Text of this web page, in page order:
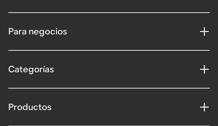
Para negocios
Categorías
Productos